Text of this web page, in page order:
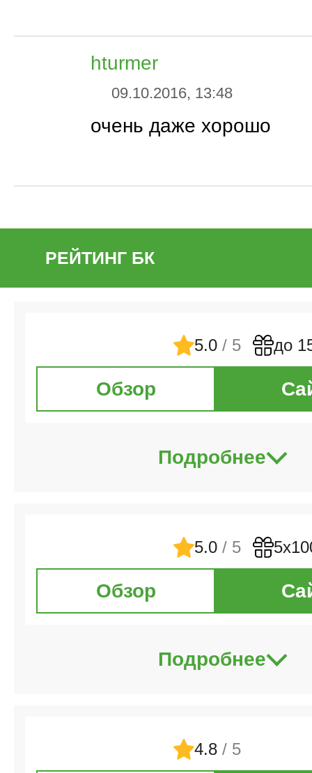
hturmer
09.10.2016, 13:48
очень даже хорошо
РЕЙТИНГ БК
5.0 / 5 до
Обзор
Подробнее
5.0 / 5
Обзор
Подробнее
4.8 / 5